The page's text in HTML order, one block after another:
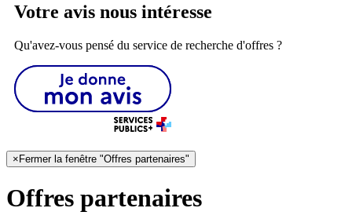
Votre avis nous intéresse
Qu'avez-vous pensé du service de recherche d'offres ?
×Fermer la fenêtre "Offres partenaires"
Offres partenaires